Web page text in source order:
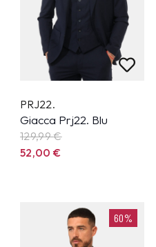
PRJ22.
Giacca Prj22. Blu
129,99€
52,00€
60%